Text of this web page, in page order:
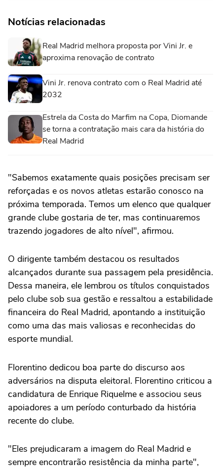
Notícias relacionadas
Real Madrid melhora proposta por Vini Jr. e
aproxima renovação de contrato
Vini Jr. renova contrato com o Real Madrid até
2032
Estrela da Costa do Marfim na Copa, Diomande
se torna a contratação mais cara da história do
Real Madrid
"Sabemos exatamente quais posições precisam ser
reforçadas e os novos atletas estarão conosco na
próxima temporada. Temos um elenco que qualquer
grande clube gostaria de ter, mas continuaremos
trazendo jogadores de alto nível", afirmou.
O dirigente também destacou os resultados
alcançados durante sua passagem pela presidência.
Dessa maneira, ele lembrou os títulos conquistados
pelo clube sob sua gestão e ressaltou a estabilidade
financeira do Real Madrid, apontando a instituição
como uma das mais valiosas e reconhecidas do
esporte mundial.
Florentino dedicou boa parte do discurso aos
adversários na disputa eleitoral. Florentino criticou a
candidatura de Enrique Riquelme e associou seus
apoiadores a um período conturbado da história
recente do clube.
"Eles prejudicaram a imagem do Real Madrid e
sempre encontrarão resistência da minha parte",